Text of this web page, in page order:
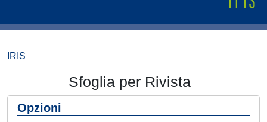
IRIS
Sfoglia per Rivista
Opzioni